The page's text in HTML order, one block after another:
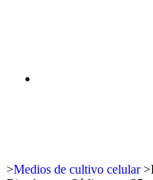
>Medios de cultivo celular >